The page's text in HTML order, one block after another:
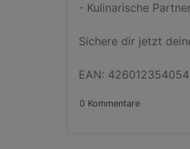
- Kulinarische
Sichere dir jetzt
EAN:
0 Kommentare